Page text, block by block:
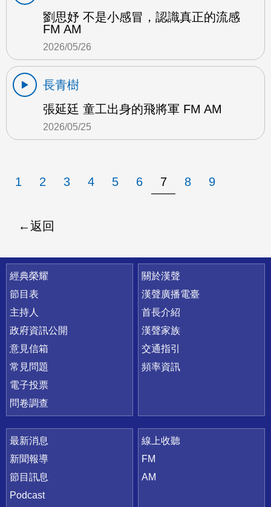
劉思妤 不是小感冒，認識真正的流感
FM AM
2026/05/26
長青樹
張延廷 童工出身的飛將軍 FM AM
2026/05/25
1 2 3 4 5 6 7 8 9
返回
快速連結
經典榮耀
節目表
主持人
政府資訊公開
意見信箱
常見問題
電子投票
問卷調查
關於漢聲
漢聲廣播電臺
首長介紹
漢聲家族
交通指引
頻率資訊
最新消息
新聞報導
節目訊息
Podcast
線上收聽
FM
AM